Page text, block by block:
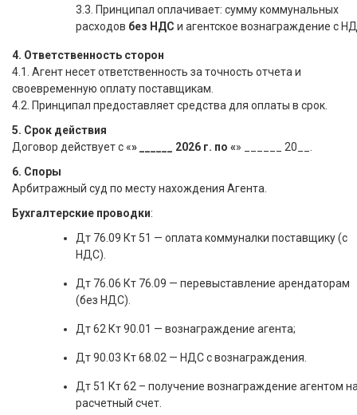
3.3. Принципал оплачивает: сумму коммунальных
расходов без НДС и агентское вознаграждение с
4. Ответственность сторон
4.1. Агент несет ответственность за точность отчета и
своевременную оплату поставщикам.
4.2. Принципал предоставляет средства для оплаты в срок.
5. Срок действия
Договор действует с «» ______ 2026 г. по «» ______ 20__.
6. Споры
Арбитражный суд по месту нахождения Агента.
Бухгалтерские проводки:
Дт 76.09 Кт 51 — оплата коммуналки поставщику (с
НДС).
Дт 76.06 Кт 76.09 — перевыставление арендаторам
(без НДС).
Дт 62 Кт 90.01 — вознаграждение агента;
Дт 90.03 Кт 68.02 — НДС с вознаграждения.
Дт 51 Кт 62 – получение вознаграждение агентом
расчетный счет.